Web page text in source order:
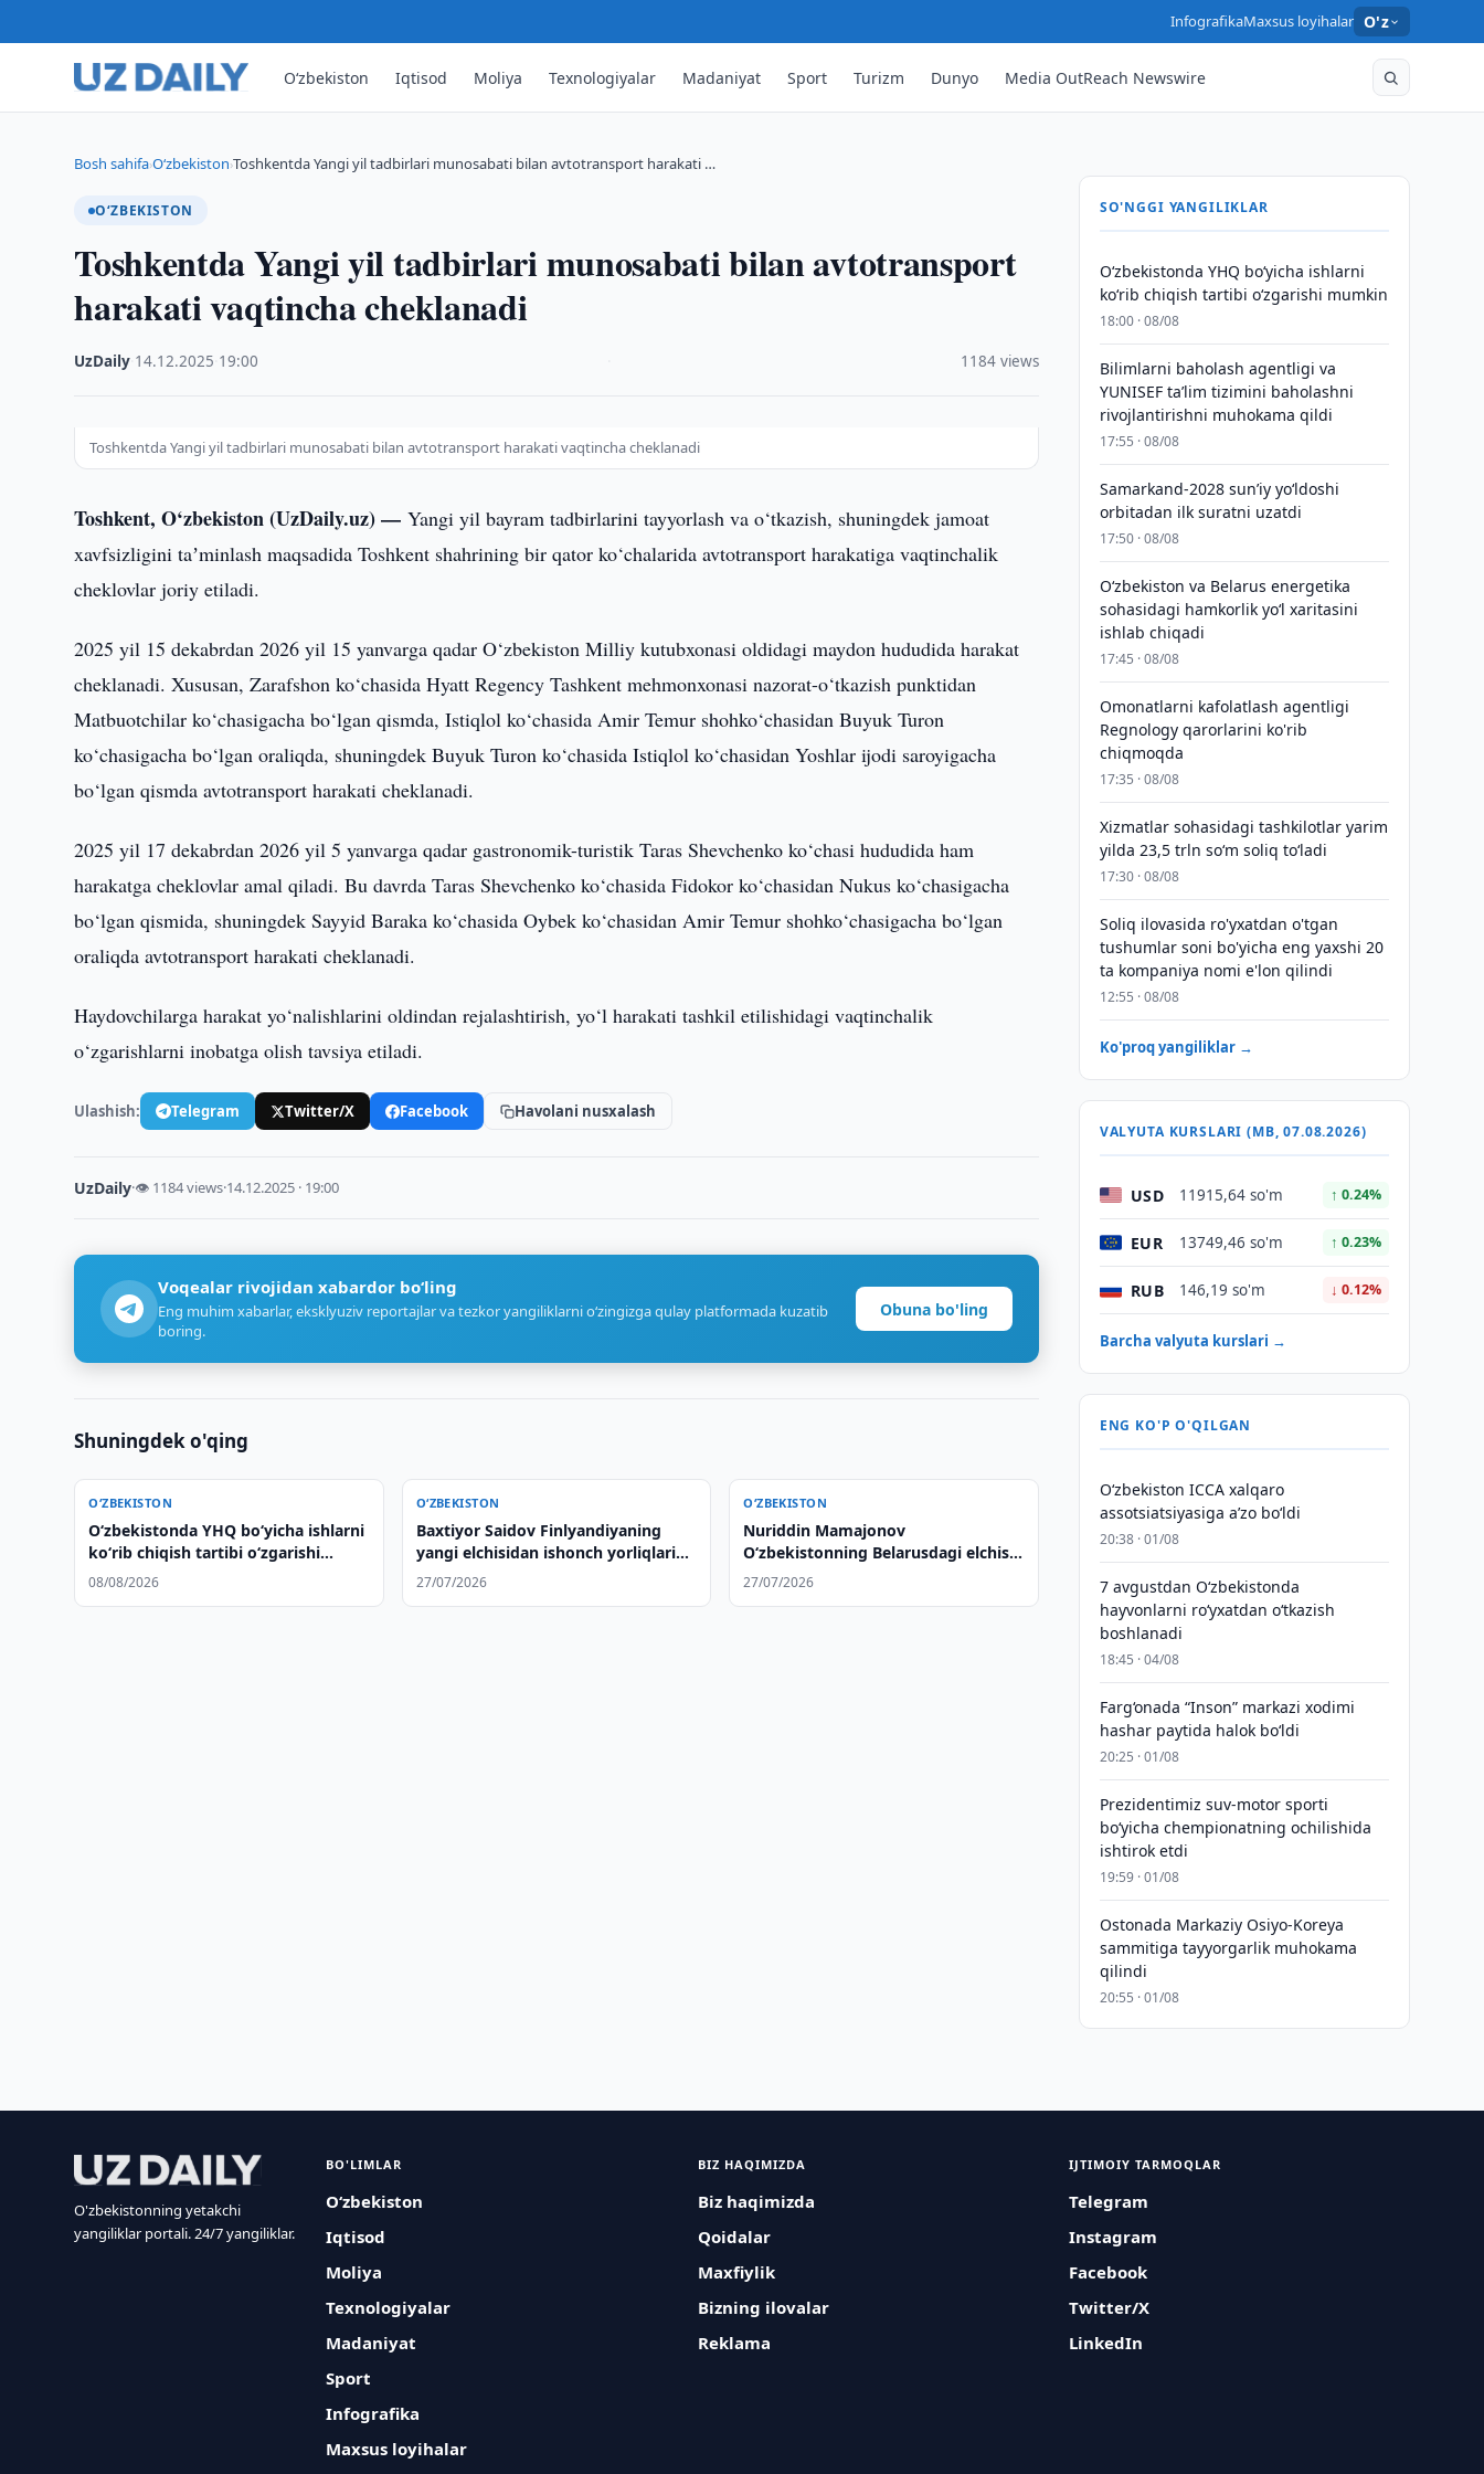
InfografikaMaxsus loyihalar O'z
O‘zbekiston Iqtisod Moliya Texnologiyalar Madaniyat Sport Turizm Dunyo Media OutReach Newswire
Bosh sahifa›O‘zbekiston›Toshkentda Yangi yil tadbirlari munosabati bilan avtotransport harakati …
O‘ZBEKISTON
Toshkentda Yangi yil tadbirlari munosabati bilan avtotransport
harakati vaqtincha cheklanadi
UzDaily 14.12.2025 19:00 1184 views
Toshkentda Yangi yil tadbirlari munosabati bilan avtotransport harakati vaqtincha cheklanadi
Toshkent, O‘zbekiston (UzDaily.uz) —Yangi yil bayram tadbirlarini tayyorlash va o‘tkazish, shuningdek jamoat
xavfsizligini taʼminlash maqsadida Toshkent shahrining bir qator ko‘chalarida avtotransport harakatiga vaqtinchalik
cheklovlar joriy etiladi.
2025 yil 15 dekabrdan 2026 yil 15 yanvarga qadar O‘zbekiston Milliy kutubxonasi oldidagi maydon hududida harakat
cheklanadi. Xususan, Zarafshon ko‘chasida Hyatt Regency Tashkent mehmonxonasi nazorat-o‘tkazish punktidan
Matbuotchilar ko‘chasigacha bo‘lgan qismda, Istiqlol ko‘chasida Amir Temur shohko‘chasidan Buyuk Turon
ko‘chasigacha bo‘lgan oraliqda, shuningdek Buyuk Turon ko‘chasida Istiqlol ko‘chasidan Yoshlar ijodi saroyigacha
bo‘lgan qismda avtotransport harakati cheklanadi.
2025 yil 17 dekabrdan 2026 yil 5 yanvarga qadar gastronomik-turistik Taras Shevchenko ko‘chasi hududida ham
harakatga cheklovlar amal qiladi. Bu davrda Taras Shevchenko ko‘chasida Fidokor ko‘chasidan Nukus ko‘chasigacha
bo‘lgan qismida, shuningdek Sayyid Baraka ko‘chasida Oybek ko‘chasidan Amir Temur shohko‘chasigacha bo‘lgan
oraliqda avtotransport harakati cheklanadi.
Haydovchilarga harakat yo‘nalishlarini oldindan rejalashtirish, yo‘l harakati tashkil etilishidagi vaqtinchalik
o‘zgarishlarni inobatga olish tavsiya etiladi.
Ulashish: Telegram Twitter/X Facebook Havolani nusxalash
UzDaily·👁 1184 views·14.12.2025 · 19:00
Voqealar rivojidan xabardor bo‘ling
Eng muhim xabarlar, eksklyuziv reportajlar va tezkor yangiliklarni o‘zingizga qulay platformada kuzatib
boring.
Obuna bo'ling
Shuningdek o'qing
O‘ZBEKISTON
O‘zbekistonda YHQ bo‘yicha ishlarni
ko‘rib chiqish tartibi o‘zgarishi
mumkin
08/08/2026
O‘ZBEKISTON
Baxtiyor Saidov Finlyandiyaning
yangi elchisidan ishonch yorliqlarini
qabul qildi
27/07/2026
O‘ZBEKISTON
Nuriddin Mamajonov
O‘zbekistonning Belarusdagi elchisi
etib tayinlandi
27/07/2026
SO'NGGI YANGILIKLAR
O‘zbekistonda YHQ bo‘yicha ishlarni
ko‘rib chiqish tartibi o‘zgarishi mumkin
18:00 · 08/08
Bilimlarni baholash agentligi va
YUNISEF taʼlim tizimini baholashni
rivojlantirishni muhokama qildi
17:55 · 08/08
Samarkand-2028 sunʼiy yo‘ldoshi
orbitadan ilk suratni uzatdi
17:50 · 08/08
Oʻzbekiston va Belarus energetika
sohasidagi hamkorlik yoʻl xaritasini
ishlab chiqadi
17:45 · 08/08
Omonatlarni kafolatlash agentligi
Regnology qarorlarini ko'rib
chiqmoqda
17:35 · 08/08
Xizmatlar sohasidagi tashkilotlar yarim
yilda 23,5 trln so‘m soliq to‘ladi
17:30 · 08/08
Soliq ilovasida ro'yxatdan o'tgan
tushumlar soni bo'yicha eng yaxshi 20
ta kompaniya nomi e'lon qilindi
12:55 · 08/08
Ko'proq yangiliklar →
VALYUTA KURSLARI (MB, 07.08.2026)
USD 11915,64 so'm ↑ 0.24%
EUR 13749,46 so'm ↑ 0.23%
RUB 146,19 so'm ↓ 0.12%
Barcha valyuta kurslari →
ENG KO'P O'QILGAN
O‘zbekiston ICCA xalqaro
assotsiatsiyasiga aʼzo bo‘ldi
20:38 · 01/08
7 avgustdan O‘zbekistonda
hayvonlarni ro‘yxatdan o‘tkazish
boshlanadi
18:45 · 04/08
Farg‘onada “Inson” markazi xodimi
hashar paytida halok bo‘ldi
20:25 · 01/08
Prezidentimiz suv-motor sporti
bo‘yicha chempionatning ochilishida
ishtirok etdi
19:59 · 01/08
Ostonada Markaziy Osiyo-Koreya
sammitiga tayyorgarlik muhokama
qilindi
20:55 · 01/08
O'zbekistonning yetakchi
yangiliklar portali. 24/7 yangiliklar.
BO'LIMLAR
O‘zbekiston
Iqtisod
Moliya
Texnologiyalar
Madaniyat
Sport
Infografika
Maxsus loyihalar
BIZ HAQIMIZDA
Biz haqimizda
Qoidalar
Maxfiylik
Bizning ilovalar
Reklama
IJTIMOIY TARMOQLAR
Telegram
Instagram
Facebook
Twitter/X
LinkedIn